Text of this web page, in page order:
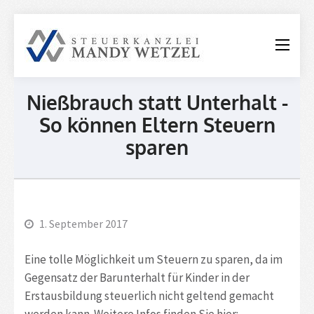
Steuerkanzlei
Wetzel
Nießbrauch statt Unterhalt -
So können Eltern Steuern
sparen
1. September 2017
Eine tolle Möglichkeit um Steuern zu sparen, da im
Gegensatz der Barunterhalt für Kinder in der
Erstausbildung steuerlich nicht geltend gemacht